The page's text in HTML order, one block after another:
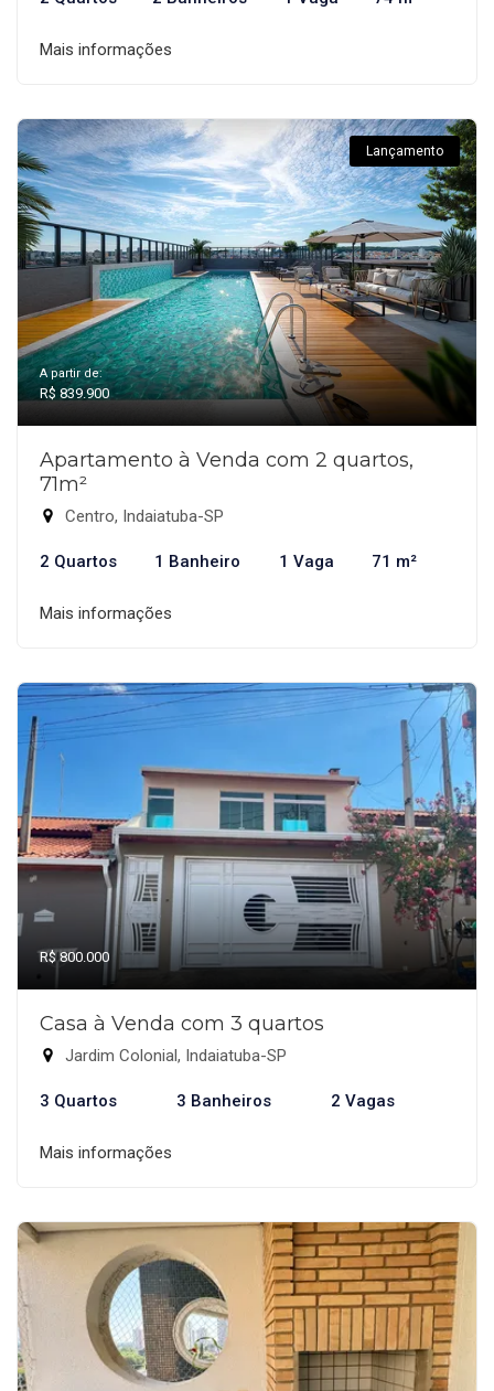
Mais informações
Lançamento
A partir de:
R$ 839.900
Apartamento à Venda com 2 quartos,
71m²
Centro, Indaiatuba-SP
2 Quartos 1 Banheiro 1 Vaga 71 m²
Mais informações
R$ 800.000
Casa à Venda com 3 quartos
Jardim Colonial, Indaiatuba-SP
3 Quartos 3 Banheiros 2 Vagas
Mais informações